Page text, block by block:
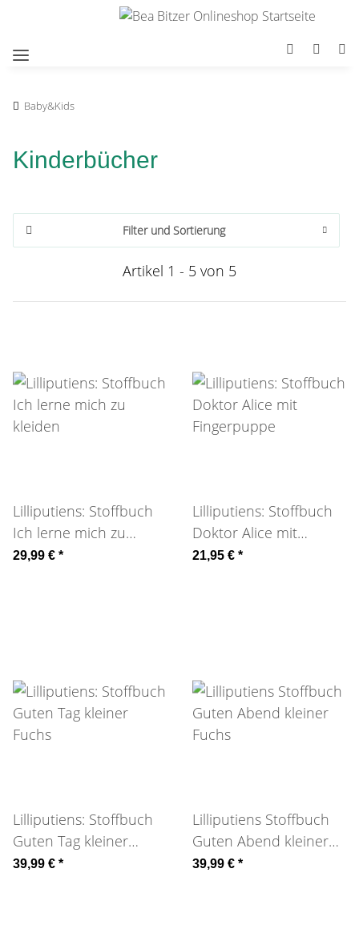
Baby&Kids
Kinderbücher
Filter und Sortierung
Artikel 1 - 5 von 5
Lilliputiens: Stoffbuch
Ich lerne mich zu
kleiden
29,99 € *
Lilliputiens: Stoffbuch
Doktor Alice mit
Fingerpuppe
21,95 € *
Lilliputiens: Stoffbuch
Guten Tag kleiner
Fuchs
39,99 € *
Lilliputiens Stoffbuch
Guten Abend kleiner
Fuchs
39,99 € *